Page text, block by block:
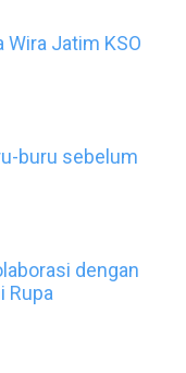
Wira Jatim KSO
buru sebelum
dengan
Rupa